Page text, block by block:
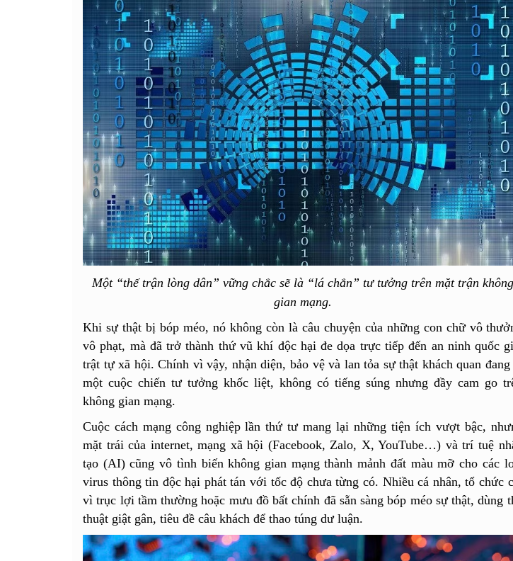
Một “thế trận lòng dân” vững chắc sẽ là “lá chắn” tư tưởng trên mặt trận không
gian mạng.
Khi sự thật bị bóp méo, nó không còn là câu chuyện của những con chữ vô
vô phạt, mà đã trở thành thứ vũ khí độc hại đe dọa trực tiếp đến an ninh quốc
trật tự xã hội. ​Chính vì vậy, nhận diện, bảo vệ và lan tỏa sự thật khách quan
một cuộc chiến tư tưởng khốc liệt, không có tiếng súng nhưng đầy cam go
không gian mạng.
​​Cuộc cách mạng công nghiệp lần thứ tư mang lại những tiện ích vượt bậc,
mặt trái của internet, mạng xã hội (Facebook, Zalo, X, YouTube…) và trí tuệ
tạo (AI) cũng vô tình biến không gian mạng thành mảnh đất màu mỡ cho các
virus thông tin độc hại phát tán với tốc độ chưa từng có. Nhiều cá nhân, tổ chức
vì trục lợi tầm thường hoặc mưu đồ bất chính đã sẵn sàng bóp méo sự thật, dùng
thuật giật gân, tiêu đề câu khách để thao túng dư luận.